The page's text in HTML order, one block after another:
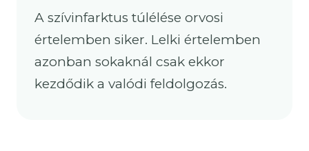
A szívinfarktus túlélése orvosi
értelemben siker. Lelki értelemben
azonban sokaknál csak ekkor
kezdődik a valódi feldolgozás.